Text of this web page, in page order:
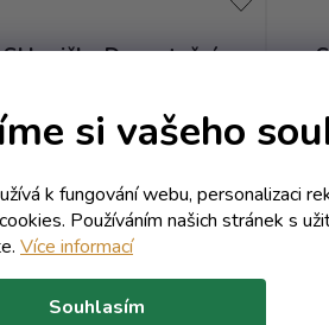
si vašeho
k fungování webu, personalizaci
Používáním našich stránek s
Více informací
Souhlasím
Sklenička Degustační
Skladem
119,48 Kč včetně DPH
98,74 Kč
Do košíku